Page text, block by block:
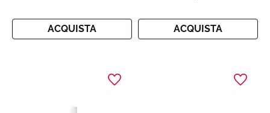
ACQUISTA ACQUISTA